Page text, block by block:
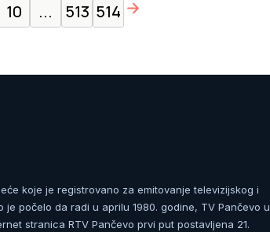
10 ... 513 514
koje je registrovano za emitovanje televizijskog i
je počelo da radi u aprilu 1980. godine, TV Pančevo u
stranica RTV Pančevo prvi put postavljena 21.